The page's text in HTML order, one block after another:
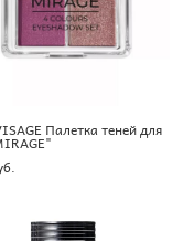
Палетка теней для